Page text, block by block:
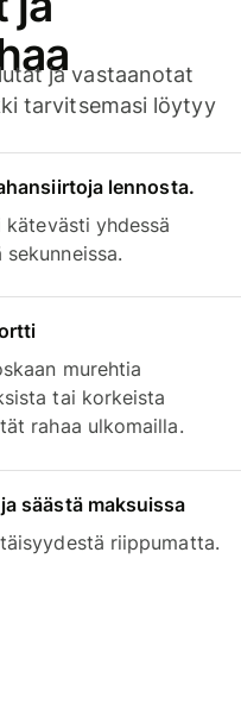
ja vastaanotat
tarvitsemasi löytyy
lennosta.
yhdessä
murehtia
tai korkeista
rahaa ulkomailla.
säästä maksuissa
riippumatta.